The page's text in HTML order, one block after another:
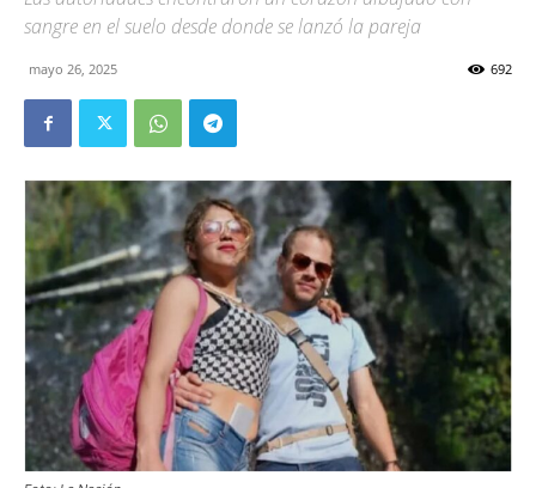
sangre en el suelo desde donde se lanzó la pareja
mayo 26, 2025 692